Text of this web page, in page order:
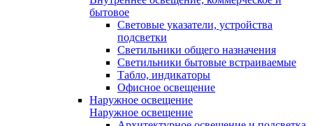
бытовое
Световые указатели, устройства
подсветки
Светильники общего назначения
Светильники бытовые встраиваемые
Табло, индикаторы
Офисное освещение
Наружное освещение
Наружное освещение